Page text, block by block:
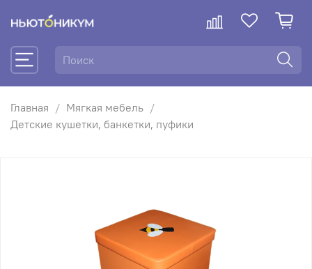
Главная
Мягкая мебель
Детские кушетки, банкетки, пуфики